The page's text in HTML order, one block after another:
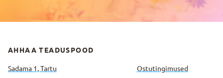
AHHAA TEADUSPOOD
Sadama 1, Tartu
Ostutingimused